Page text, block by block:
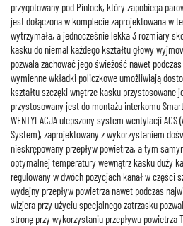
przygotowany pod Pinlock, który zapobiega
jest dołączona w komplecie zaprojektowana w
wytrzymała, a jednocześnie lekka 3 rozmiary
kasku do niemal każdego kształtu głowy
pozwala zachować jego świeżość nawet
wymienne wkładki policzkowe umożliwiają
kształtu szczęki wnętrze kasku przystosowane
przystosowany jest do montażu interkomu
WENTYLACJA ulepszony system wentylacji
System), zaprojektowany z wykorzystaniem
nieskrępowany przepływ powietrza, a tym
optymalnej temperatury wewnątrz kasku duży
regulowany w dwóch pozycjach kanał w części
wydajny przepływ powietrza nawet podczas
wizjera przy użyciu specjalnego zatrzasku
stronę przy wykorzystaniu przepływu powietrza